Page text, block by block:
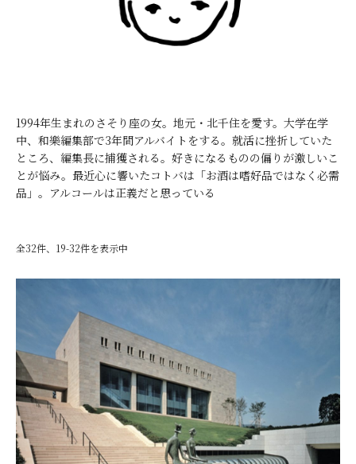
1994年生まれのさそり座の女。地元・北千住を愛す。大学在学
中、和樂編集部で3年間アルバイトをする。就活に挫折していた
ところ、編集長に捕獲される。好きになるものの偏りが激しいこ
とが悩み。最近心に響いたコトバは「お酒は嗜好品ではなく必需
品」。アルコールは正義だと思っている
全32件、19-32件を表示中